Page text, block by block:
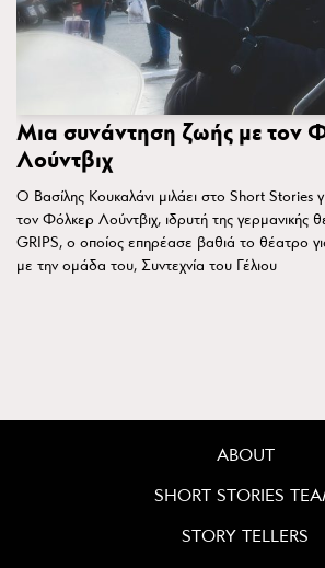
Μια συνάντηση ζωής με τον
Λούντβιχ
Ο Βασίλης Κουκαλάνι μιλάει στο Short Stories
τον Φόλκερ Λούντβιχ, ιδρυτή της γερμανικής
GRIPS, ο οποίος επηρέασε βαθιά το θέατρο
με την ομάδα του, Συντεχνία του Γέλιου
ABOUT
SHORT STORIES
STORY TELLERS